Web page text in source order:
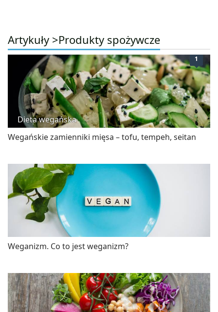
Artykuły >Produkty spożywcze
1
Dieta wegańska
Wegańskie zamienniki mięsa – tofu, tempeh, seitan
Weganizm. Co to jest weganizm?